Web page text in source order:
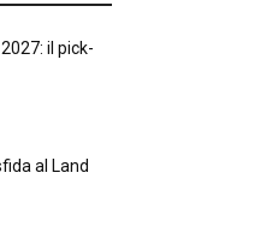
il pick-
al Land